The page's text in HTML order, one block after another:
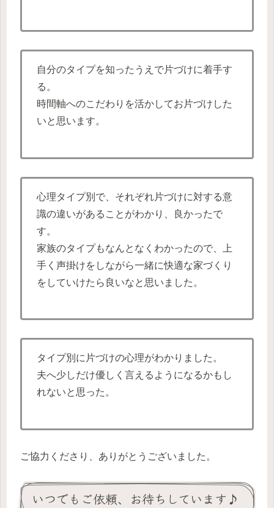
自分のタイプを知ったうえで片づけに着手す
る。
時間軸へのこだわりを活かしてお片づけした
いと思います。
心理タイプ別で、それぞれ片づけに対する意
識の違いがあることがわかり、良かったで
す。
家族のタイプもなんとなくわかったので、上
手く声掛けをしながら一緒に快適な家づくり
をしていけたら良いなと思いました。
タイプ別に片づけの心理がわかりました。
夫へ少しだけ優しく言えるようになるかもし
れないと思った。
ご協力くださり、ありがとうございました。
いつでもご依頼、お待ちしています♪